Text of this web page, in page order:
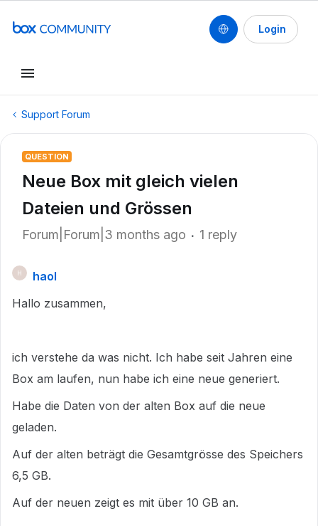
Login
Support Forum
QUESTION
Neue Box mit gleich vielen
Dateien und Grössen
Forum|Forum|3 months ago 1 reply
H
haol
Hallo zusammen,
ich verstehe da was nicht. Ich habe seit Jahren eine
Box am laufen, nun habe ich eine neue generiert.
Habe die Daten von der alten Box auf die neue
geladen.
Auf der alten beträgt die Gesamtgrösse des Speichers
6,5 GB.
Auf der neuen zeigt es mit über 10 GB an.